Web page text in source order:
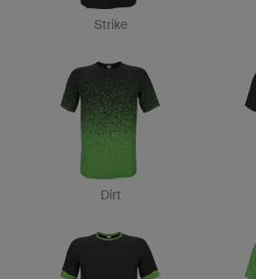
Strike
Dirt